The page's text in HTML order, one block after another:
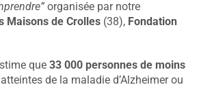
organisée par notre
Maisons de Crolles (38), Fondation
que 33 000 personnes de moins
de la maladie d’Alzheimer ou